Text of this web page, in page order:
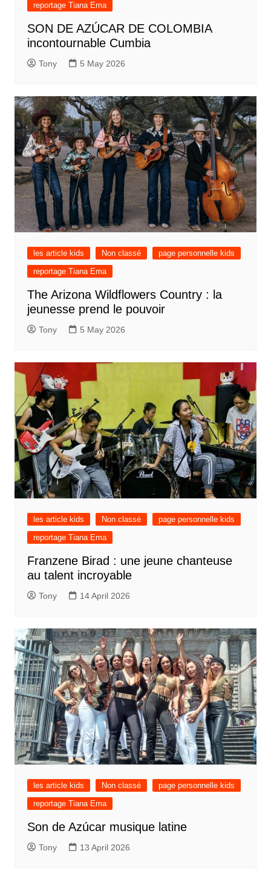
reportage Tiana Ema
SON DE AZÚCAR DE COLOMBIA
incontournable Cumbia
Tony 5 May 2026
les article kids Non classé
page personnelle kids
reportage Tiana Ema
The Arizona Wildflowers Country : la
jeunesse prend le pouvoir
Tony 5 May 2026
les article kids Non classé
page personnelle kids
reportage Tiana Ema
Franzene Birad : une jeune chanteuse
au talent incroyable
Tony 14 April 2026
les article kids Non classé
page personnelle kids
reportage Tiana Ema
Son de Azúcar musique latine
Tony 13 April 2026